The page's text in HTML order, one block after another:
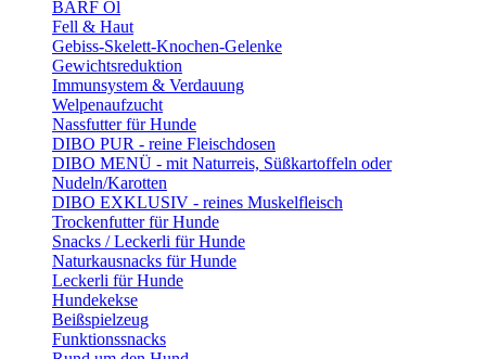
BARF Öl
Fell & Haut
Gebiss-Skelett-Knochen-Gelenke
Gewichtsreduktion
Immunsystem & Verdauung
Welpenaufzucht
Nassfutter für Hunde
DIBO PUR - reine Fleischdosen
DIBO MENÜ - mit Naturreis, Süßkartoffeln oder
Nudeln/Karotten
DIBO EXKLUSIV - reines Muskelfleisch
Trockenfutter für Hunde
Snacks / Leckerli für Hunde
Naturkausnacks für Hunde
Leckerli für Hunde
Hundekekse
Beißspielzeug
Funktionssnacks